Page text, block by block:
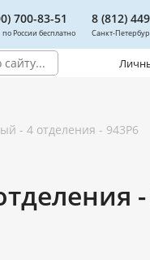
700-83-51
России бесплатно
8 (812)
Санкт-
- 4 отделения - 943P6
-